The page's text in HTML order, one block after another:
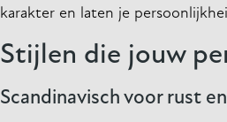
karakter en laten je
Stijlen die jouw
Scandinavisch voor rust